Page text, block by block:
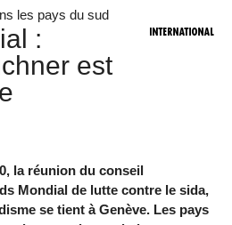
les pays du sud
:
est
la réunion du conseil
Mondial de lutte contre le sida,
se tient à Genève. Les pays